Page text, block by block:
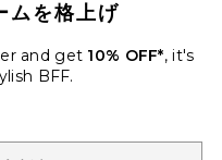
ル
ムを格上げ
and get 10% OFF*, it's
BFF.